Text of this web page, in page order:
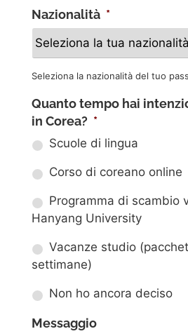
Nazionalità *
Seleziona la nazionalità del tuo
Quanto tempo hai
in Corea? *
Scuole di lingua
Corso di coreano online
Programma di scambio
Hanyang University
Vacanze studio
settimane)
Non ho ancora deciso
Messaggio